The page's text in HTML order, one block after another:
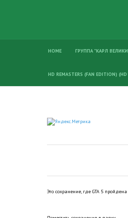
HOME ГРУППА "КАРЛ
HD REMASTERS (FAN EDITION)
Это сохранение, где GTA 5 пройдена